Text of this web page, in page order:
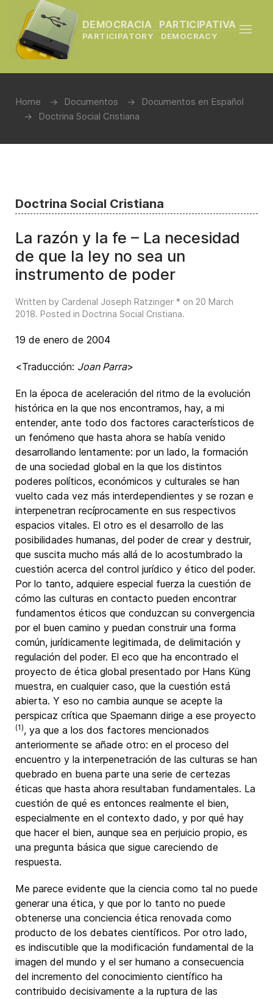
DEMOCRACIA PARTICIPATIVA
PARTICIPATORY DEMOCRACY
Home Documentos
Documentos en Español
Doctrina Social Cristiana
Doctrina Social Cristiana
La razón y la fe – La necesidad
de que la ley no sea un
instrumento de poder
Written by Cardenal Joseph Ratzinger * on 20 March
2018. Posted in Doctrina Social Cristiana.
19 de enero de 2004
<Traducción: Joan Parra>
En la época de aceleración del ritmo de la evolución
histórica en la que nos encontramos, hay, a mi
entender, ante todo dos factores característicos de
un fenómeno que hasta ahora se había venido
desarrollando lentamente: por un lado, la formación
de una sociedad global en la que los distintos
poderes políticos, económicos y culturales se han
vuelto cada vez más interdependientes y se rozan e
interpenetran recíprocamente en sus respectivos
espacios vitales. El otro es el desarrollo de las
posibilidades humanas, del poder de crear y destruir,
que suscita mucho más allá de lo acostumbrado la
cuestión acerca del control jurídico y ético del poder.
Por lo tanto, adquiere especial fuerza la cuestión de
cómo las culturas en contacto pueden encontrar
fundamentos éticos que conduzcan su convergencia
por el buen camino y puedan construir una forma
común, jurídicamente legitimada, de delimitación y
regulación del poder. El eco que ha encontrado el
proyecto de ética global presentado por Hans Küng
muestra, en cualquier caso, que la cuestión está
abierta. Y eso no cambia aunque se acepte la
perspicaz crítica que Spaemann dirige a ese proyecto
(1), ya que a los dos factores mencionados
anteriormente se añade otro: en el proceso del
encuentro y la interpenetración de las culturas se han
quebrado en buena parte una serie de certezas
éticas que hasta ahora resultaban fundamentales. La
cuestión de qué es entonces realmente el bien,
especialmente en el contexto dado, y por qué hay
que hacer el bien, aunque sea en perjuicio propio, es
una pregunta básica que sigue careciendo de
respuesta.
Me parece evidente que la ciencia como tal no puede
generar una ética, y que por lo tanto no puede
obtenerse una conciencia ética renovada como
producto de los debates científicos. Por otro lado,
es indiscutible que la modificación fundamental de la
imagen del mundo y el ser humano a consecuencia
del incremento del conocimiento científico ha
contribuido decisivamente a la ruptura de las